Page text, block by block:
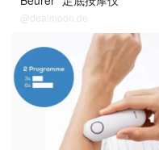
@dealmoon.de